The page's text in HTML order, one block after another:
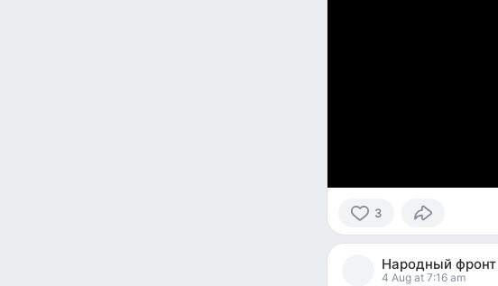
3
3
reactedНародный
4 Aug at 7:16 am